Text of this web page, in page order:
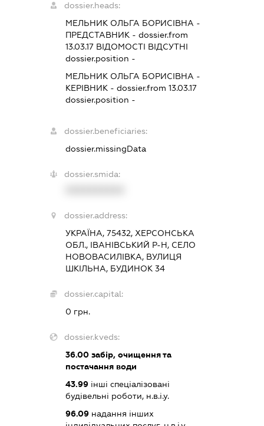
dossier.heads:
МЕЛЬНИК ОЛЬГА БОРИСІВНА -
ПРЕДСТАВНИК- dossier.from
13.03.17ВІДОМОСТІ ВІДСУТНІ
dossier.position -
МЕЛЬНИК ОЛЬГА БОРИСІВНА -
КЕРІВНИК- dossier.from 13.03.17
dossier.position -
dossier.beneficiaries:
dossier.missingData
dossier.smida:
dossier.address:
УКРАЇНА, 75432, ХЕРСОНСЬКА
ОБЛ., ІВАНІВСЬКИЙ Р-Н, СЕЛО
НОВОВАСИЛІВКА, ВУЛИЦЯ
ШКІЛЬНА, БУДИНОК 34
dossier.capital:
0 грн.
dossier.kveds:
36.00забір, очищення та
постачання води
43.99інші спеціалізовані
будівельні роботи, н.в.і.у.
96.09надання інших